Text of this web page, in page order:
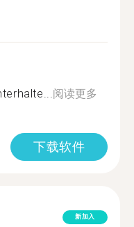
阅读更多
下载软件
新加入